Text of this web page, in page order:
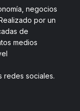
negocios
por un
de
medios
redes sociales.